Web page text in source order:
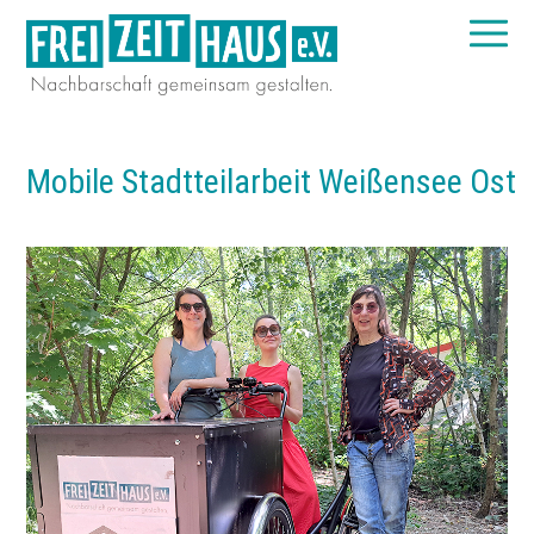
Mobile Stadtteilarbeit Weißensee Ost